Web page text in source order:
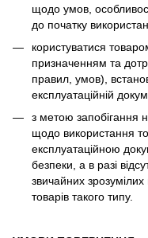
щодо умов,
до початку
користуватися
призначенням та
правил, умов),
експлуатаційній
з метою запобігання
щодо використання
експлуатаційною
безпеки, а в разі
звичайних
товарів такого типу.